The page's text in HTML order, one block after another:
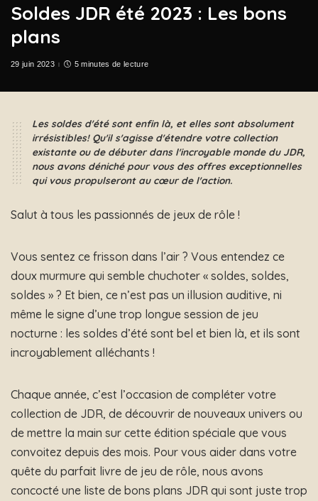
Soldes JDR été 2023 : Les bons
plans
29 juin 2023 5 minutes de lecture
Les soldes d'été sont enfin là, et elles sont absolument
irrésistibles! Qu'il s'agisse d'étendre votre collection
existante ou de débuter dans l'incroyable monde du JDR,
nous avons déniché pour vous des offres exceptionnelles
qui vous propulseront au cœur de l'action.
Salut à tous les passionnés de jeux de rôle !
Vous sentez ce frisson dans l’air ? Vous entendez ce
doux murmure qui semble chuchoter « soldes, soldes,
soldes » ? Et bien, ce n’est pas un illusion auditive, ni
même le signe d’une trop longue session de jeu
nocturne : les soldes d’été sont bel et bien là, et ils sont
incroyablement alléchants !
Chaque année, c’est l’occasion de compléter votre
collection de JDR, de découvrir de nouveaux univers ou
de mettre la main sur cette édition spéciale que vous
convoitez depuis des mois. Pour vous aider dans votre
quête du parfait livre de jeu de rôle, nous avons
concocté une liste de bons plans JDR qui sont juste trop